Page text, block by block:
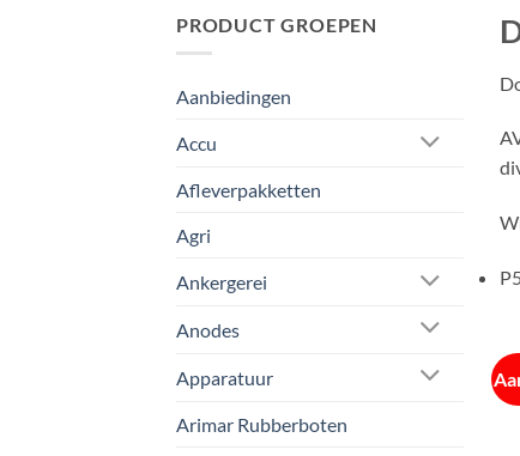
PRODUCT GROEPEN
Aanbiedingen
Accu
Afleverpakketten
Agri
Ankergerei
Anodes
Apparatuur
Arimar Rubberboten